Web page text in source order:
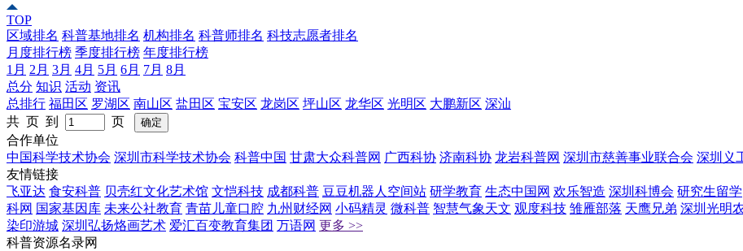
TOP
区域排名 科普基地排名 机构排名 科普师排名 科技志愿者排名
月度排行榜 季度排行榜 年度排行榜
1月 2月 3月 4月 5月 6月 7月 8月
总分 知识 活动 资讯
总排行 福田区 罗湖区 南山区 盐田区 宝安区 龙岗区 坪山区 龙华区 光明区 大鹏新区 深汕
共 页 到
页
合作单位
中国科学技术协会 深圳市科学技术协会 科普中国 甘肃大众科普网 广西科协 济南科协 龙岩科普网 深圳市慈善事业联合会 深圳义
友情链接
飞亚达 食安科普 贝壳红文化艺术馆 文恺科技 成都科普 豆豆机器人空间站 研学教育 生态中国网 欢乐智造 深圳科博会 研究生留学
科网 国家基因库 未来公社教育 青苗儿童口腔 九州财经网 小码精灵 微科普 智慧气象天文 观度科技 雏雁部落 天鹰兄弟 深圳光明
染印游城 深圳弘扬烙画艺术 爱汇百变教育集团 万语网 更多 >>
科普资源名录网